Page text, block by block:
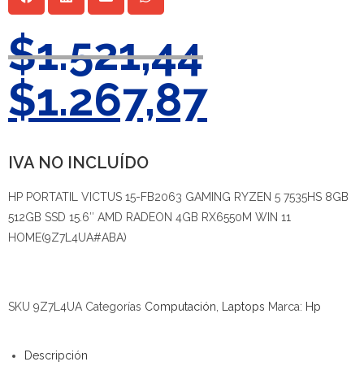
$1.521,44
$1.267,87
IVA NO INCLUÍDO
HP PORTATIL VICTUS 15-FB2063 GAMING RYZEN 5 7535HS 8GB
512GB SSD 15.6″ AMD RADEON 4GB RX6550M WIN 11
HOME(9Z7L4UA#ABA)
SKU 9Z7L4UA Categorías Computación Laptops Marca: Hp
Descripción